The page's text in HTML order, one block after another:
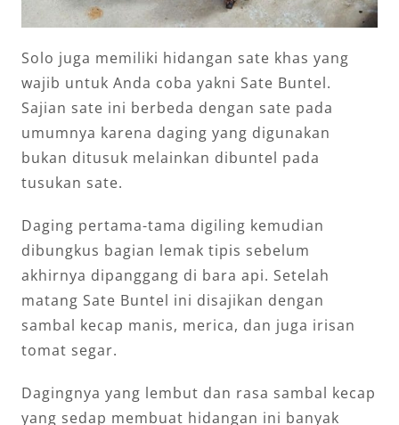
Solo juga memiliki hidangan sate khas yang
wajib untuk Anda coba yakni Sate Buntel.
Sajian sate ini berbeda dengan sate pada
umumnya karena daging yang digunakan
bukan ditusuk melainkan dibuntel pada
tusukan sate.
Daging pertama-tama digiling kemudian
dibungkus bagian lemak tipis sebelum
akhirnya dipanggang di bara api. Setelah
matang Sate Buntel ini disajikan dengan
sambal kecap manis, merica, dan juga irisan
tomat segar.
Dagingnya yang lembut dan rasa sambal kecap
yang sedap membuat hidangan ini banyak